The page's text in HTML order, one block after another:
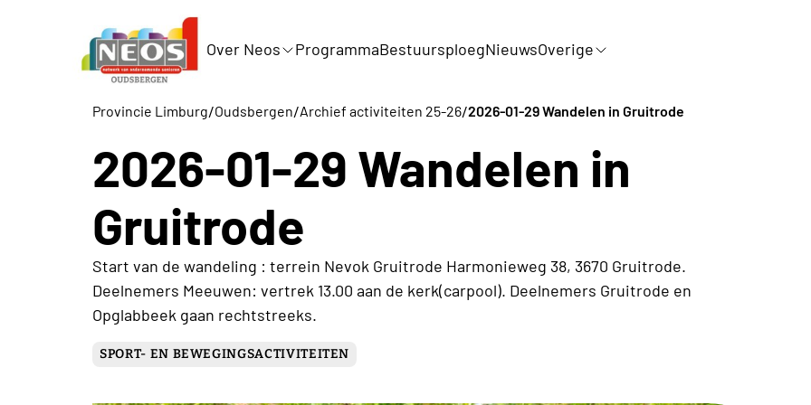
Over Neos ProgrammaBestuursploegNieuwsOverige
Provincie Limburg/Oudsbergen/Archief activiteiten 25-26/2026-01-29 Wandelen in Gruitrode
2026-01-29 Wandelen in
Gruitrode
Start van de wandeling : terrein Nevok Gruitrode Harmonieweg 38, 3670 Gruitrode.
Deelnemers Meeuwen: vertrek 13.00 aan de kerk(carpool). Deelnemers Gruitrode en
Opglabbeek gaan rechtstreeks.
SPORT- EN BEWEGINGSACTIVITEITEN